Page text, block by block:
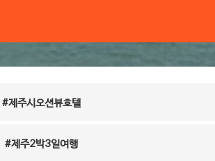
#제주시오션뷰호텔
#제주2박3일여행